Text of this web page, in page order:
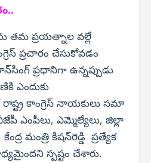
తమ ప్రయత్నాల వల్లే
ప్రచారం చేసుకోవడం
ప్రధానిగా ఉన్నప్పుడు
ఎందుకు
కాంగ్రెస్ నాయకులు సమా
ఎంపీలు, ఎమ్మెల్యేలు, జిల్లా
మంత్రి కిషన్‌రెడ్డి ప్రత్యేక
స్పష్టం చేశారు.